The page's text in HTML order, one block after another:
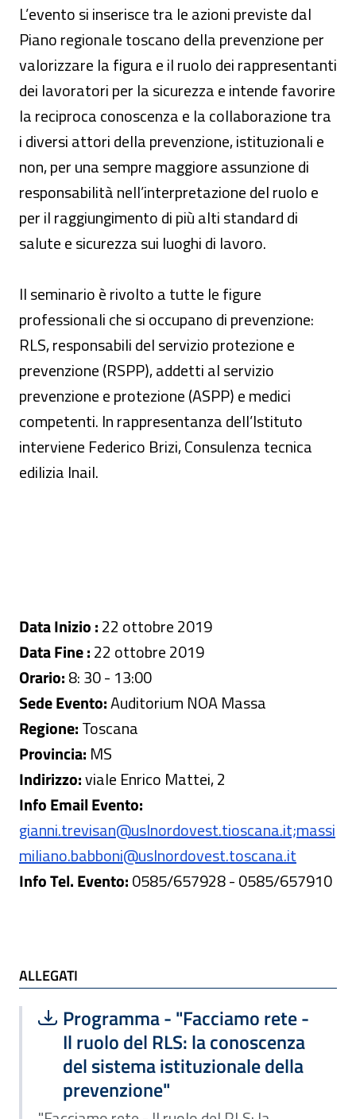
L’evento si inserisce tra le azioni previste dal
Piano regionale toscano della prevenzione per
valorizzare la figura e il ruolo dei rappresentanti
dei lavoratori per la sicurezza e intende favorire
la reciproca conoscenza e la collaborazione tra
i diversi attori della prevenzione, istituzionali e
non, per una sempre maggiore assunzione di
responsabilità nell’interpretazione del ruolo e
per il raggiungimento di più alti standard di
salute e sicurezza sui luoghi di lavoro.
Il seminario è rivolto a tutte le figure
professionali che si occupano di prevenzione:
RLS, responsabili del servizio protezione e
prevenzione (RSPP), addetti al servizio
prevenzione e protezione (ASPP) e medici
competenti. In rappresentanza dell’Istituto
interviene Federico Brizi, Consulenza tecnica
edilizia Inail.
Data Inizio :22 ottobre 2019
Data Fine :22 ottobre 2019
Orario:8: 30 - 13:00
Sede Evento:Auditorium NOA Massa
Regione:Toscana
Provincia: MS
Indirizzo:viale Enrico Mattei, 2
Info Email Evento:
gianni.trevisan@uslnordovest.tioscana.it;massi
miliano.babboni@uslnordovest.toscana.it
Info Tel. Evento:0585/657928 - 0585/657910
ALLEGATI
ALLEGATI
Scarica file:
Programma - "Facciamo rete -
Il ruolo del RLS: la conoscenza
del sistema istituzionale della
prevenzione"
Formato PDF — Dimensione 182.56 kB